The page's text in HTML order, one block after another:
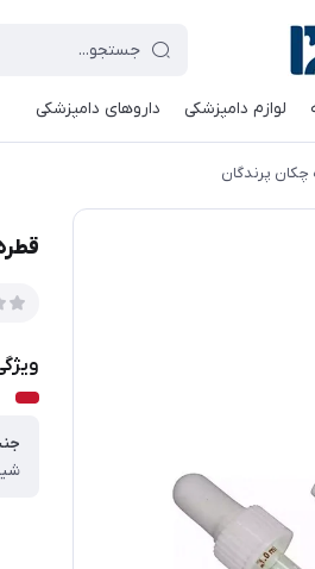
لوازم دامپزشکی داروهای دامپزشکی
چکان پرندگان